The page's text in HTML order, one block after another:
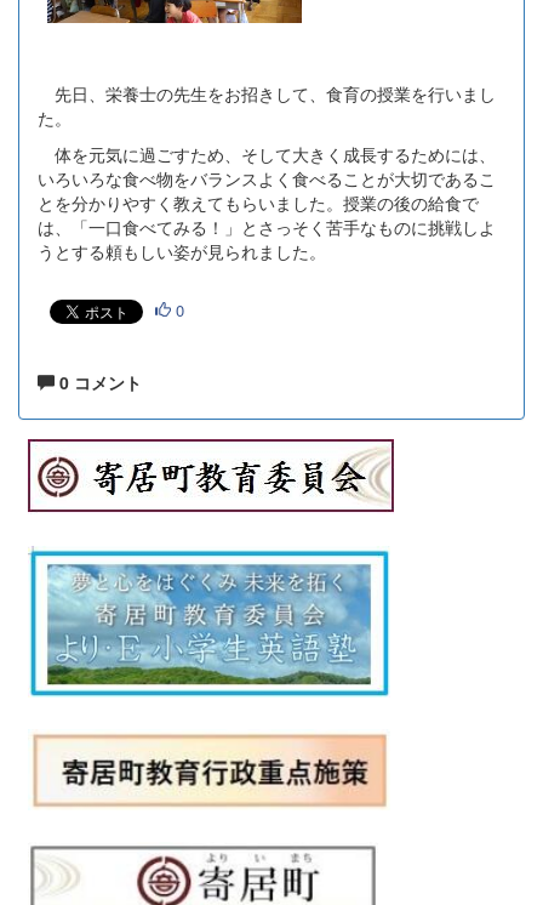
先日、栄養士の先生をお招きして、食育の授業を行いまし
た。
体を元気に過ごすため、そして大きく成長するためには、
いろいろな食べ物をバランスよく食べることが大切であるこ
とを分かりやすく教えてもらいました。授業の後の給食で
は、「一口食べてみる！」とさっそく苦手なものに挑戦しよ
うとする頼もしい姿が見られました。
0
0 コメント